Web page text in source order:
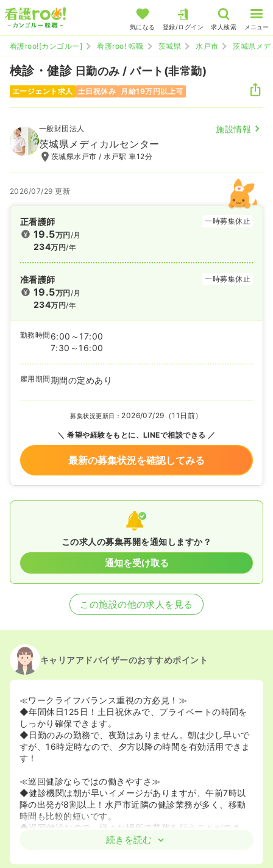
気になる 登録/ログイン 求人検索 メニュー
看護roo![カンゴルー] 看護roo! 転職 茨城県 水戸市 茨城県メ
検診・健診日勤のみ / パート(非常勤)
エージェント求人 土日祝休み 月給19万円以上可
一般財団法人 施設情報
茨城県メディカルセンター
茨城県水戸市 / 水戸駅 車12分
2026/07/29 更新
正看護師 一時募集休止
19.5万円/月
234万円/年
准看護師 一時募集休止
19.5万円/月
234万円/年
勤務時間 6:00～17:00
7:30～16:00
雇用期間期間の定めあり
募集状況更新日： 2026/07/29（11日前）
希望や経験をもとに、LINEで相談できる
最新の募集状況を確認してみる
この求人の募集再開を通知しますか？
通知を受け取る
この施設の他の求人を見る
キャリアアドバイザーのおすすめポイント
≪ワークライフバランス重視の方必見！≫
◆年間休日125日！土日祝休みで、プライベートの時間を
しっかり確保できます。
◆日勤のみの勤務で、夜勤はありません。朝は少し早いで
すが、16時定時なので、夕方以降の時間を有効活用できま
す！
≪巡回健診ならではの働きやすさ≫
◆健診機関は朝が早いイメージがありますが、午前7時以
降の出発が8割以上！水戸市近隣の健診業務が多く、移動
時間も比較的短いです。
◆巡回健診なので、様々な場所で業務を行うことができ、
変化のある働き方ができます。
≪未経験でも安心！≫
続きを読む